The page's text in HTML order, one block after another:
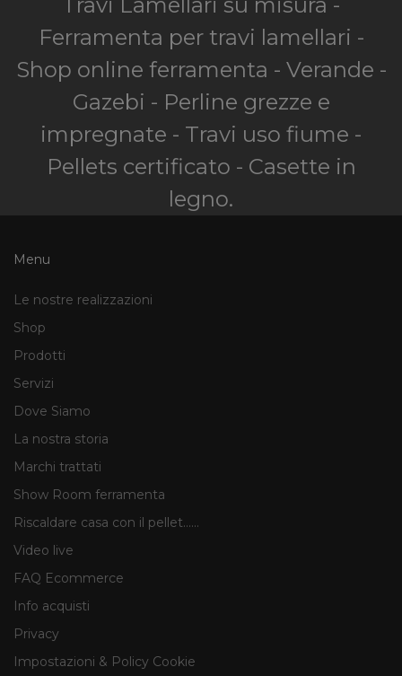
Ferramenta per travi lamellari -
Shop online ferramenta - Verande -
Gazebi - Perline grezze e
impregnate - Travi uso fiume -
Pellets certificato - Casette in
legno.
Menu
Le nostre realizzazioni
Shop
Prodotti
Servizi
Dove Siamo
La nostra storia
Marchi trattati
Show Room ferramenta
Riscaldare casa con il pellet......
Video live
FAQ Ecommerce
Info acquisti
Privacy
Impostazioni & Policy Cookie